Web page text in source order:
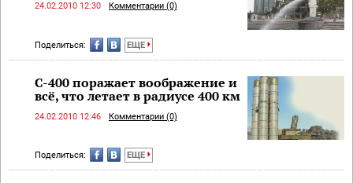
24.02.2010 12:30 Комментарии (0)
Поделиться: ЕЩЕ
С-400 поражает воображение и
всё, что летает в радиусе 400 км
24.02.2010 12:46 Комментарии (0)
Поделиться: ЕЩЕ